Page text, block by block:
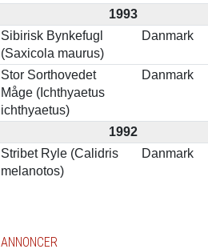
1993
Sibirisk Bynkefugl
(Saxicola maurus)
Danmark
Stor Sorthovedet
Måge (Ichthyaetus
ichthyaetus)
Danmark
1992
Stribet Ryle (Calidris
melanotos)
Danmark
ANNONCER